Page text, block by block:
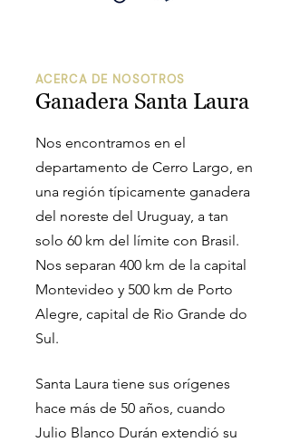
ACERCA DE NOSOTROS
Ganadera Santa Laura
Nos encontramos en el
departamento de Cerro Largo, en
una región típicamente ganadera
del noreste del Uruguay, a tan
solo 60 km del límite con Brasil.
Nos separan 400 km de la capital
Montevideo y 500 km de Porto
Alegre, capital de Rio Grande do
Sul.
Santa Laura tiene sus orígenes
hace más de 50 años, cuando
Julio Blanco Durán extendió su